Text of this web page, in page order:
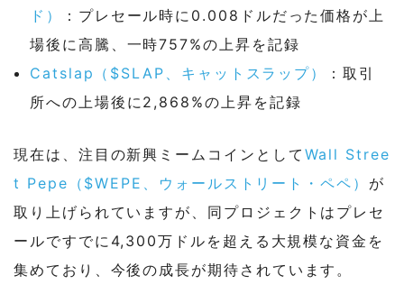
ド）
：プレセール時に0.008ドルだった価格が上
場後に高騰、一時757%の上昇を記録
Catslap（$SLAP、キャットスラップ）
：取引
所への上場後に2,868%の上昇を記録
現在は、注目の新興ミームコインとして Wall Stree
t Pepe（$WEPE、ウォールストリート・ペペ） が
取り上げられていますが、同プロジェクトはプレセ
ールですでに4,300万ドルを超える大規模な資金を
集めており、今後の成長が期待されています。